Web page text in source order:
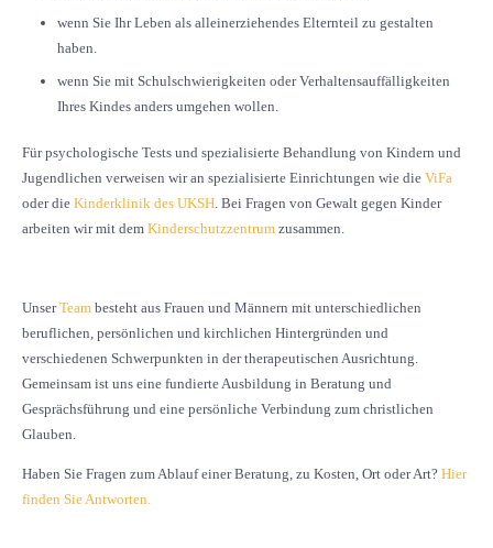
wenn Sie Ihr Leben als alleinerziehendes Elternteil zu gestalten
haben.
wenn Sie mit Schulschwierigkeiten oder Verhaltensauffälligkeiten
Ihres Kindes anders umgehen wollen.
Für psychologische Tests und spezialisierte Behandlung von Kindern und
Jugendlichen verweisen wir an spezialisierte Einrichtungen wie die ViFa
oder die Kinderklinik des UKSH. Bei Fragen von Gewalt gegen Kinder
arbeiten wir mit dem Kinderschutzzentrumzusammen.
UnserTeam besteht aus Frauen und Männern mit unterschiedlichen
beruflichen, persönlichen und kirchlichen Hintergründen und
verschiedenen Schwerpunkten in der therapeutischen Ausrichtung.
Gemeinsam ist uns eine fundierte Ausbildung in Beratung und
Gesprächsführung und eine persönliche Verbindung zum christlichen
Glauben.
Haben Sie Fragen zum Ablauf einer Beratung, zu Kosten, Ort oder Art? Hier
finden Sie Antworten.